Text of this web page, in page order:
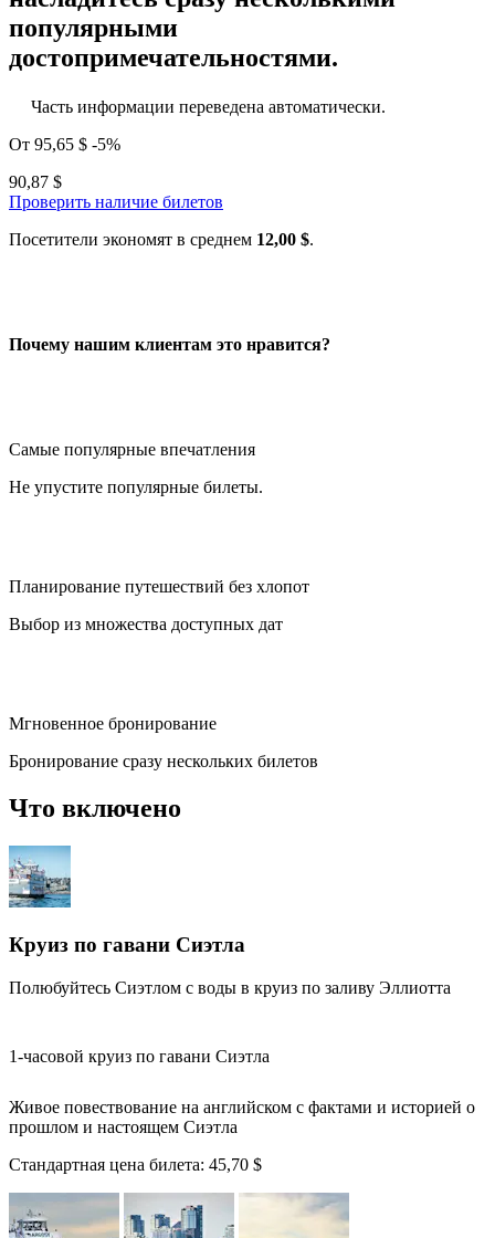
популярными
достопримечательностями.
Часть информации переведена автоматически.
От 95,65 $ -5%
90,87 $
Проверить наличие билетов
Посетители экономят в среднем 12,00 $.
Почему нашим клиентам это нравится?
Самые популярные впечатления
Не упустите популярные билеты.
Планирование путешествий без хлопот
Выбор из множества доступных дат
Мгновенное бронирование
Бронирование сразу нескольких билетов
Что включено
Круиз по гавани Сиэтла
Полюбуйтесь Сиэтлом с воды в круиз по заливу Эллиотта
1-часовой круиз по гавани Сиэтла
Живое повествование на английском с фактами и историей о
прошлом и настоящем Сиэтла
Стандартная цена билета: 45,70 $